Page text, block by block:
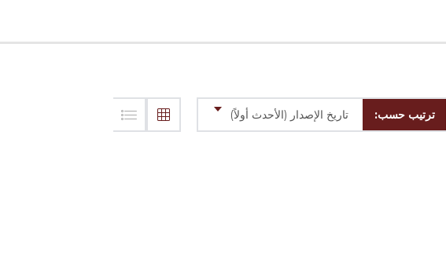
ترتيب حسب: تاريخ الإصدار (الأحدث أولاً)